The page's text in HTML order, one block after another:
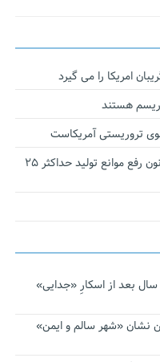
امریکا را می گیرد
هستند
تروریستی آمریکاست
سخنگوی کمیسیون اقتصادی مجلس: قانون رفع موانع تولید حداکثر ۲۵
نجات‌دهنده‌ همچنان در آیینه است/ ۱۴ سال بعد از اسکارِ «جدایی»
نشان «شهر سالم و ایمن»